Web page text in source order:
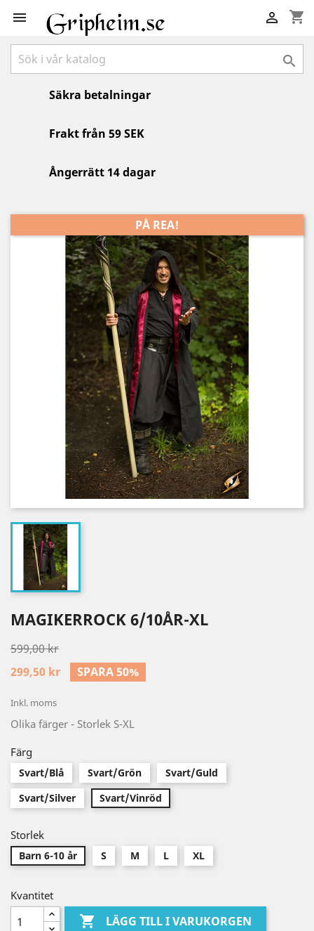
 shopping_cart


Säkra betalningar
Frakt från 59 SEK
Ångerrätt 14 dagar
PÅ REA!
MAGIKERROCK 6/10ÅR-XL
599,00 kr
299,50 kr
SPARA 50%
Inkl. moms
Olika färger - Storlek S-XL
Färg
Svart/Blå Svart/Grön
Svart/Guld
Svart/Silver
Svart/Vinröd
Storlek
Barn 6-10 år S M L XL
Kvantitet
 LÄGG TILL I VARUKORGEN